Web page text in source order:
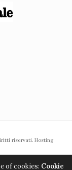
riservati. Hosting
of cookies: Cookie